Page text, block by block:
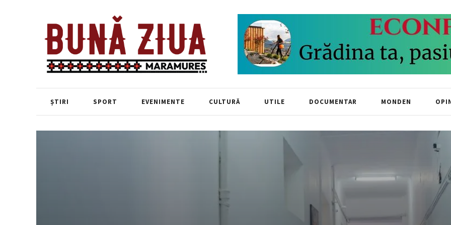
ȘTIRI SPORT EVENIMENTE CULTURĂ UTILE DOCUMENTAR MONDEN